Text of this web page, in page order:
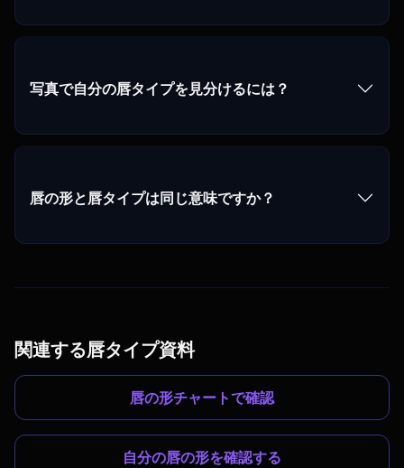
写真で自分の唇タイプを見分けるには？
唇の形と唇タイプは同じ意味ですか？
関連する唇タイプ資料
唇の形チャートで確認
自分の唇の形を確認する